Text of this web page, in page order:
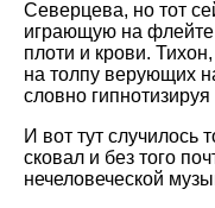
Северцева, но тот
играющую на флейте
плоти и крови.
на толпу верующих
словно гипнотизируя
И вот тут случилось
сковал и без того
нечеловеческой